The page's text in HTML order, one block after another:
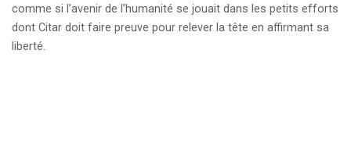
comme si l’avenir de l’humanité se jouait dans les petits efforts
dont Citar doit faire preuve pour relever la tête en affirmant sa
liberté.